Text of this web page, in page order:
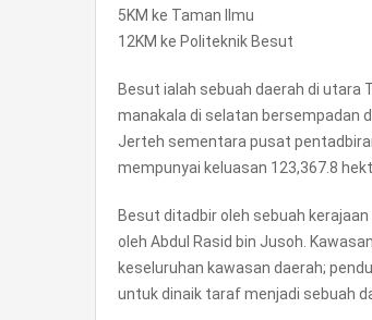
5KM ke Taman Ilmu
12KM ke Politeknik Besut
Besut ialah sebuah daerah di utara
manakala di selatan bersempadan
Jerteh sementara pusat
mempunyai keluasan 123,367.8
Besut ditadbir oleh sebuah
oleh Abdul Rasid bin Jusoh.
keseluruhan kawasan daerah;
untuk dinaik taraf menjadi sebuah